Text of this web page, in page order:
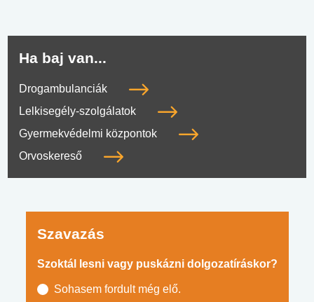
Ha baj van...
Drogambulanciák
Lelkisegély-szolgálatok
Gyermekvédelmi központok
Orvoskereső
Szavazás
Szoktál lesni vagy puskázni dolgozatíráskor?
Sohasem fordult még elő.